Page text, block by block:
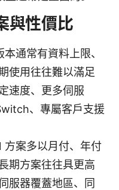
與性價比
通常有資料上限、
使用往往難以滿足
速度、更多伺服
、專屬客戶支援
方案多以月付、年付
期方案往往具更高
服器覆蓋地區、同